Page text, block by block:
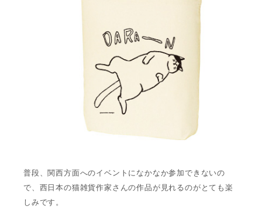
普段、関西方面へのイベントになかなか参加できないの
で、西日本の猫雑貨作家さんの作品が見れるのがとても楽
しみです。